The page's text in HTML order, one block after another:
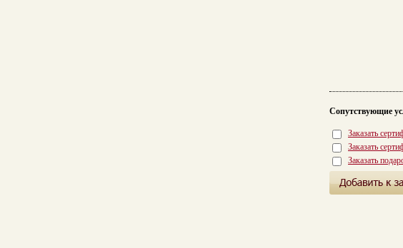
Сопутствующие
Заказать
Заказать
Заказать